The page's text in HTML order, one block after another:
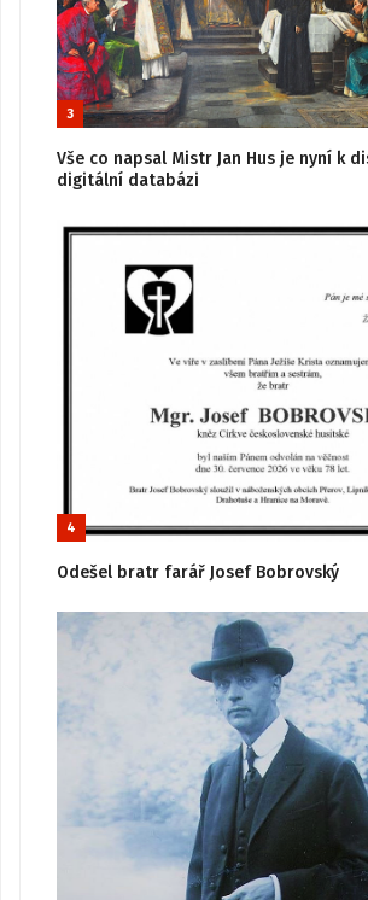
3
Vše co napsal Mistr Jan Hus je nyní k
digitální databázi
4
Odešel bratr farář Josef Bobrovský